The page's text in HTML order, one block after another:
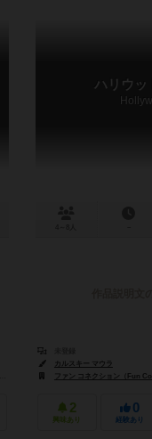
ハリウッ
カルスキー マウラ
ファン コネクション（Fun
2
興味あり
0
経験あり